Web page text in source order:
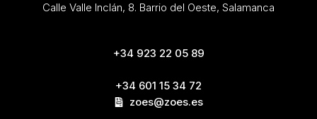
Calle Valle Inclán, 8. Barrio del Oeste, Salamanca
+34 923 22 05 89
+34 601 15 34 72
zoes@zoes.es